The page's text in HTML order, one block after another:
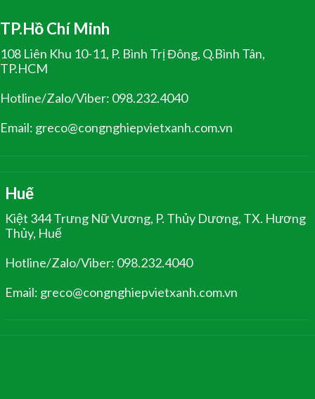
TP.Hồ Chí Minh
108 Liên Khu 10-11, P. Bình Trị Đông, Q.Bình Tân,
TP.HCM
Hotline/Zalo/Viber: 098.232.4040
Email: greco@congnghiepvietxanh.com.vn
Huế
Kiệt 344 Trưng Nữ Vương, P. Thủy Dương, TX. Hương
Thủy, Huế
Hotline/Zalo/Viber: 098.232.4040
Email: greco@congnghiepvietxanh.com.vn